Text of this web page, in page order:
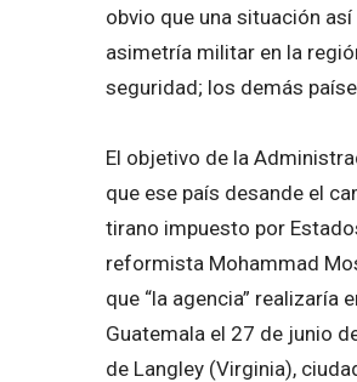
obvio que una situación
asimetría militar en la
seguridad; los demás
El objetivo de la
que ese país desande el
tirano impuesto por
reformista Mohammad
que “la agencia” realizaría
Guatemala el 27 de junio
de Langley (Virginia),